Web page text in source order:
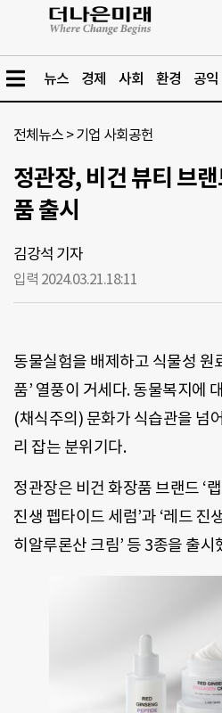
뉴스 경제 사회 환경 공익
전체뉴스 >기업 사회공헌
정관장, 비건 뷰티 브랜
품 출시
김강석 기자
입력 2024.03.21.18:11
동물실험을 배제하고 식물성 원
품’ 열풍이 거세다. 동물복지에
(채식주의) 문화가 식습관을 넘
리 잡는 분위기다.
정관장은 비건 화장품 브랜드 ‘
진생 펩타이드 세럼’과 ‘레드 진
히알루론산 크림’ 등 3종을 출